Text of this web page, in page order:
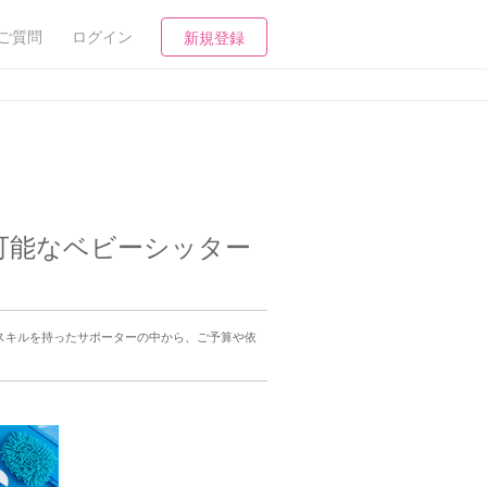
質問 ログイン 新規登録
なベビーシッター
ルを持ったサポーターの中から、ご予算や依